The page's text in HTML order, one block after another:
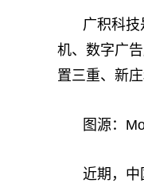
广积科
机、数字广
置三重、新
图源：
近期，